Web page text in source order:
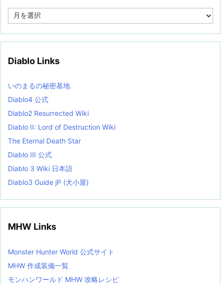
e
i
s
t
Diablo Links
いのまるの秘密基地
Diablo4 公式
Diablo2 Resurrected Wiki
Diablo II: Lord of Destruction Wiki
The Eternal Death Star
Diablo III 公式
Diablo 3 Wiki 日本語
Diablo3 Guide jP (犬小屋)
MHW Links
Monster Hunter World 公式サイト
MHW 作成装備一覧
モンハンワールド MHW 攻略レシピ